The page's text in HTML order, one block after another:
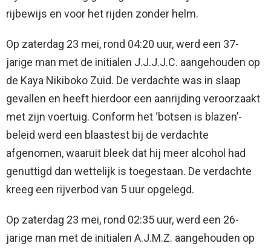
rijbewijs en voor het rijden zonder helm.
Op zaterdag 23 mei, rond 04:20 uur, werd een 37-
jarige man met de initialen J.J.J.J.C. aangehouden op
de Kaya Nikiboko Zuid. De verdachte was in slaap
gevallen en heeft hierdoor een aanrijding veroorzaakt
met zijn voertuig. Conform het ‘botsen is blazen’-
beleid werd een blaastest bij de verdachte
afgenomen, waaruit bleek dat hij meer alcohol had
genuttigd dan wettelijk is toegestaan. De verdachte
kreeg een rijverbod van 5 uur opgelegd.
Op zaterdag 23 mei, rond 02:35 uur, werd een 26-
jarige man met de initialen A.J.M.Z. aangehouden op